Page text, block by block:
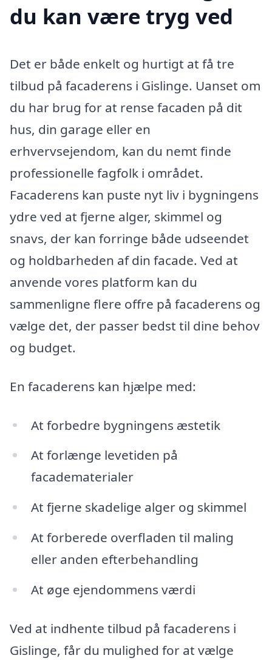
du kan være tryg ved
Det er både enkelt og hurtigt at få tre
tilbud på facaderens i Gislinge. Uanset om
du har brug for at rense facaden på dit
hus, din garage eller en
erhvervsejendom, kan du nemt finde
professionelle fagfolk i området.
Facaderens kan puste nyt liv i bygningens
ydre ved at fjerne alger, skimmel og
snavs, der kan forringe både udseendet
og holdbarheden af din facade. Ved at
anvende vores platform kan du
sammenligne flere offre på facaderens og
vælge det, der passer bedst til dine behov
og budget.
En facaderens kan hjælpe med:
At forbedre bygningens æstetik
At forlænge levetiden på
facadematerialer
At fjerne skadelige alger og skimmel
At forberede overfladen til maling
eller anden efterbehandling
At øge ejendommens værdi
Ved at indhente tilbud på facaderens i
Gislinge, får du mulighed for at vælge